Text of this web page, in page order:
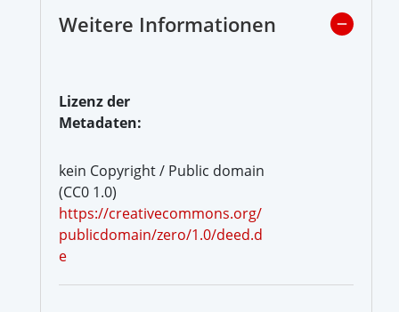
Weitere Informationen
Lizenz der
Metadaten:
kein Copyright / Public domain
(CC0 1.0)
https://creativecommons.org/
publicdomain/zero/1.0/deed.d
e